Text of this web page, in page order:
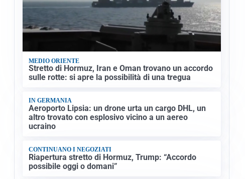
MEDIO ORIENTE
Stretto di Hormuz, Iran e Oman trovano un accordo
sulle rotte: si apre la possibilità di una tregua
IN GERMANIA
Aeroporto Lipsia: un drone urta un cargo DHL, un
altro trovato con esplosivo vicino a un aereo
ucraino
CONTINUANO I NEGOZIATI
Riapertura stretto di Hormuz, Trump: “Accordo
possibile oggi o domani”